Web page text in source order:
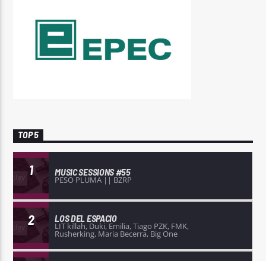
TOP 5
1 MUSIC SESSIONS #55
PESO PLUMA || BZRP
2 LOS DEL ESPACIO
LIT killah, Duki, Emilia, Tiago PZK, FMK,
Rusherking, Maria Becerra, Big One